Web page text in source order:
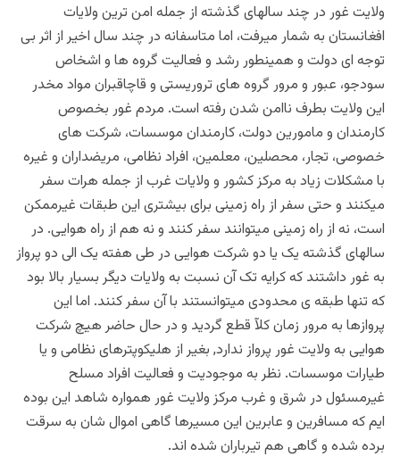
ولایت غور در چند سالهای گذشته از جمله امن ترین ولایات
افغانستان به شمار میرفت، اما متاسفانه در چند سال اخیر از اثر بی
توجه ای دولت و همینطور رشد و فعالیت گروه ها و اشخاص
سودجو، عبور و مرور گروه های تروریستی و قاچاقبران مواد مخدر
این ولایت بطرف ناامن شدن رفته است. مردم غور بخصوص
کارمندان و مامورین دولت، کارمندان موسسات، شرکت های
خصوصی، تجار، محصلین، معلمین، افراد نظامی، مریضداران و غیره
با مشکلات زیاد به مرکز کشور و ولایات غرب از جمله هرات سفر
میکنند و حتی سفر از راه زمینی برای بیشتری این طبقات غیرممکن
است، نه از راه زمینی میتوانند سفر کنند و نه هم از راه هوایی. در
سالهای گذشته یک یا دو شرکت هوایی در طی هفته یک الی دو پرواز
به غور داشتند که کرایه تک آن نسبت به ولایات دیگر بسیار بالا بود
که تنها طبقه ی محدودی میتوانستند با آن سفر کنند. اما این
پروازها به مرور زمان کلآ قطع گردید و در حال حاضر هیچ شرکت
هوایی به ولایت غور پرواز ندارد, بغیر از هلیکوپترهای نظامی و یا
طیارات موسسات. نظر به موجودیت و فعالیت افراد مسلح
غیرمسئول در شرق و غرب مرکز ولایت غور همواره شاهد این بوده
ایم که مسافرین و عابرین این مسیرها گاهی اموال شان به سرقت
برده شده و گاهی هم تیرباران شده اند.